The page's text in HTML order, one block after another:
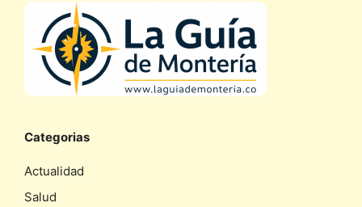
Categorias
Actualidad
Salud